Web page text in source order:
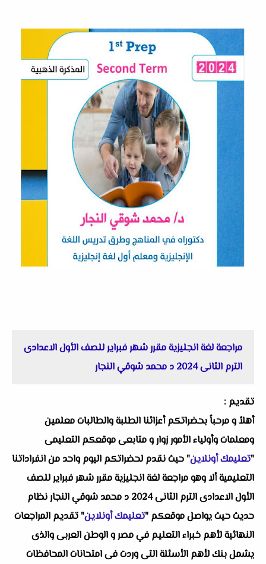
مراجعة لغة انجليزية مقرر شهر فبراير للصف الأول الاعدادى
الترم الثانى 2024 د محمد شوقي النجار
تقديم :
أهلاُ و مرحباً بحضراتكم أعزائنا الطلبة والطالبات معلمين
ومعلمات وأولياء الأمور زوار و متابعى موقعكم التعليمى
"تعليمك أونلاين" حيث نقدم لحضراتكم اليوم واحد من انفراداتنا
التعليمية ألا وهو مراجعة لغة انجليزية مقرر شهر فبراير للصف
الأول الاعدادى الترم الثانى 2024 د محمد شوقي النجار نظام
حديث حيث يواصل موقعكم "تعليمك أونلاين" تقديم المراجعات
النهائية لأهم خبراء التعليم في مصر و الوطن العربى والذى
يشمل بنك لأهم الأسئلة التى وردت فى امتحانات المحافظات